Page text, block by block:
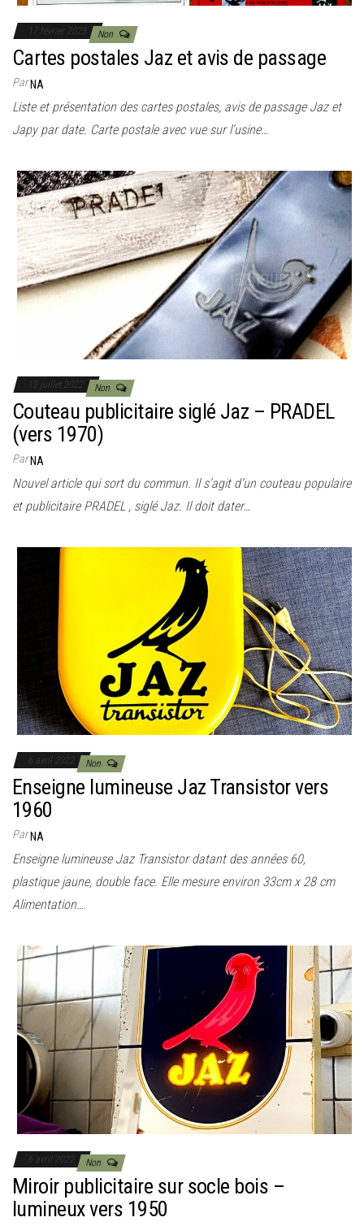
17 février 2023 Non
Cartes postales Jaz et avis de passage
ParNA
Liste et présentation des cartes postales, avis de passage Jaz et
Japy par date. Carte postale avec vue sur l’usine…
12 juillet 2022 Non
Couteau publicitaire siglé Jaz – PRADEL
(vers 1970)
ParNA
Nouvel article qui sort du commun. Il s’agit d’un couteau populaire
et publicitaire PRADEL , siglé Jaz. Il doit dater…
6 avril 2022 Non
Enseigne lumineuse Jaz Transistor vers
1960
ParNA
Enseigne lumineuse Jaz Transistor datant des années 60,
plastique jaune, double face. Elle mesure environ 33cm x 28 cm
Alimentation…
6 avril 2022 Non
Miroir publicitaire sur socle bois –
lumineux vers 1950